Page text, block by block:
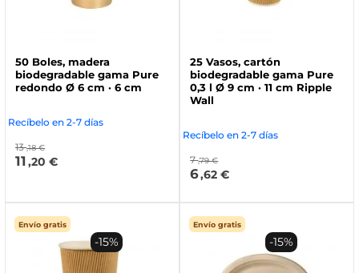
50 Boles, madera
biodegradable gama Pure
redondo Ø 6 cm · 6 cm
Recíbelo en 2-7 días
13 ,18 €
11,20 €
25 Vasos, cartón
biodegradable gama Pure
0,3 l Ø 9 cm · 11 cm Ripple
Wall
Recíbelo en 2-7 días
7 ,79 €
6,62 €
Envío gratis
-15%
Envío gratis
-15%